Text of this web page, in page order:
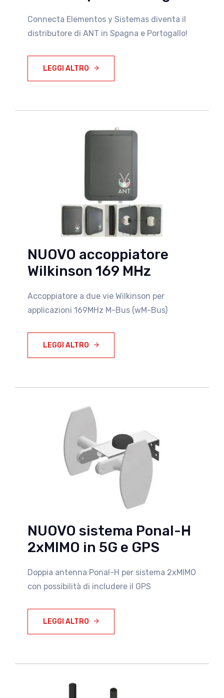
Connecta Elementos y Sistemas diventa il
distributore di ANT in Spagna e Portogallo!
LEGGI ALTRO
NUOVO accoppiatore
Wilkinson 169 MHz
Accoppiatore a due vie Wilkinson per
applicazioni 169MHz M-Bus (wM-Bus)
LEGGI ALTRO
NUOVO sistema Ponal-H
2xMIMO in 5G e GPS
Doppia antenna Ponal-H per sistema 2xMIMO
con possibilità di includere il GPS
LEGGI ALTRO